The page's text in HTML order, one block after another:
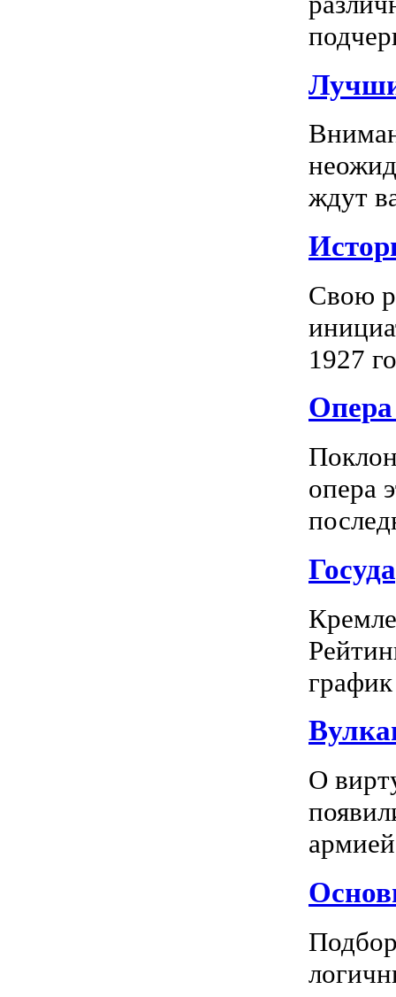
ждут
Свою
1927
Опера
опера
О